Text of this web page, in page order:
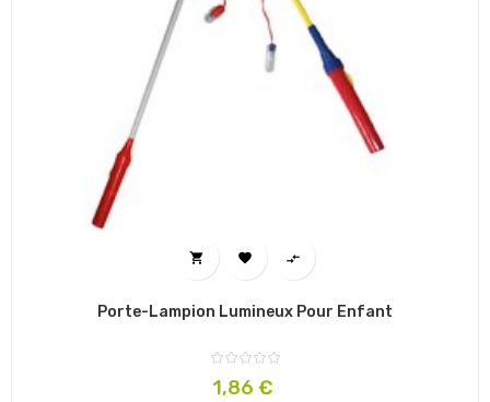
  
Porte-Lampion Lumineux Pour Enfant
Prix
1,86 €